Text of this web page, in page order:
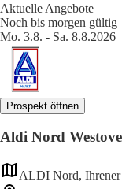
Aktuelle Angebote
Noch bis morgen gültig
Mo. 3.8. - Sa. 8.8.2026
Prospekt öffnen
Aldi Nord
ALDI Nord, Ihrener